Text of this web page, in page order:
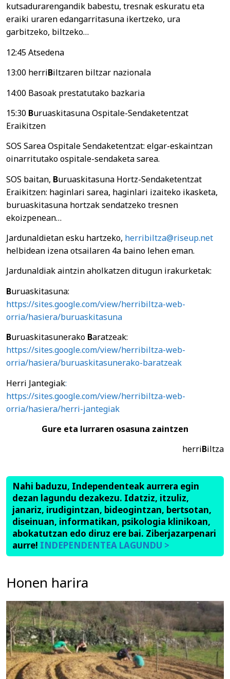
kutsadurarengandik babestu, tresnak eskuratu eta
eraiki uraren edangarritasuna ikertzeko, ura
garbitzeko, biltzeko…
12:45 Atsedena
13:00 herriBiltzaren biltzar nazionala
14:00 Basoak prestatutako bazkaria
15:30 Buruaskitasuna Ospitale-Sendaketentzat
Eraikitzen
SOS Sarea Ospitale Sendaketentzat: elgar-eskaintzan
oinarritutako ospitale-sendaketa sarea.
SOS baitan, Buruaskitasuna Hortz-Sendaketentzat
Eraikitzen: haginlari sarea, haginlari izaiteko ikasketa,
buruaskitasuna hortzak sendatzeko tresnen
ekoizpenean…
Jardunaldietan esku hartzeko, herribiltza@riseup.net
helbidean izena otsailaren 4a baino lehen eman.
Jardunaldiak aintzin aholkatzen ditugun irakurketak:
Buruaskitasuna:
https://sites.google.com/view/herribiltza-web-
orria/hasiera/buruaskitasuna
Buruaskitasunerako Baratzeak:
https://sites.google.com/view/herribiltza-web-
orria/hasiera/buruaskitasunerako-baratzeak
Herri Jantegiak:
https://sites.google.com/view/herribiltza-web-
orria/hasiera/herri-jantegiak
Gure eta lurraren osasuna zaintzen
herriBiltza
Nahi baduzu, Independenteak aurrera egin
dezan lagundu dezakezu. Idatziz, itzuliz,
janariz, irudigintzan, bideogintzan, bertsotan,
diseinuan, informatikan, psikologia klinikoan,
abokatutzan edo diruz ere bai. Ziberjazarpenari
aurre! INDEPENDENTEA LAGUNDU >
Honen harira